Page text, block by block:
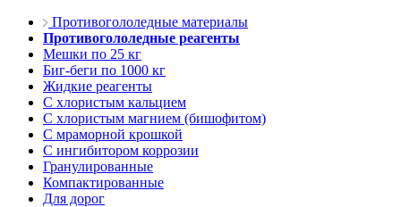
Противогололедные материалы
Противогололедные реагенты
Мешки по 25 кг
Биг-беги по 1000 кг
Жидкие реагенты
С хлористым кальцием
С хлористым магнием (бишофитом)
С мраморной крошкой
С ингибитором коррозии
Гранулированные
Компактированные
Для дорог